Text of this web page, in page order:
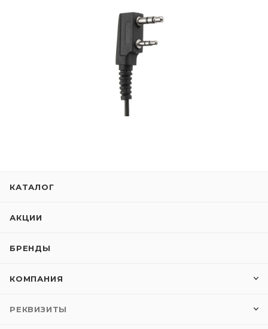
КАТАЛОГ
АКЦИИ
БРЕНДЫ
КОМПАНИЯ
РЕКВИЗИТЫ